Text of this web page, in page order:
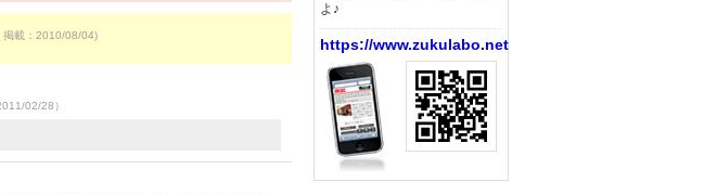
載：2010/08/04)
02/28）
よ♪
https://www.zukulabo.net/